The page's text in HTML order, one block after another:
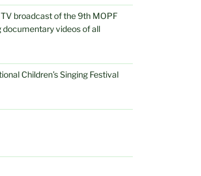
broadcast of the 9th MOPF
documentary videos of all
Children’s Singing Festival